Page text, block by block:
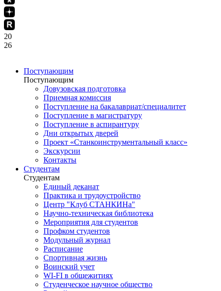
20
26
Поступающим
Поступающим
Довузовская подготовка
Приемная комиссия
Поступление на бакалавриат/специалитет
Поступление в магистратуру
Поступление в аспирантуру
Дни открытых дверей
Проект «Станкоинструментальный класс»
Экскурсии
Контакты
Студентам
Студентам
Единый деканат
Практика и трудоустройство
Центр "Клуб СТАНКИНа"
Научно-техническая библиотека
Мероприятия для студентов
Профком студентов
Модульный журнал
Расписание
Спортивная жизнь
Воинский учет
WI-FI в общежитиях
Студенческое научное общество